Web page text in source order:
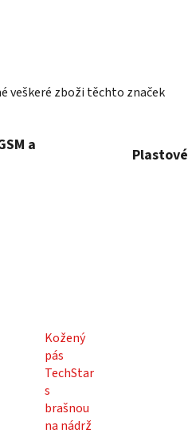
veškeré zboži těchto značek
a
Kožený
pás
TechStar
s
brašnou
na nádrž